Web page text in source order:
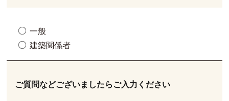
一般
建築関係者
ご質問などございましたらご入力ください